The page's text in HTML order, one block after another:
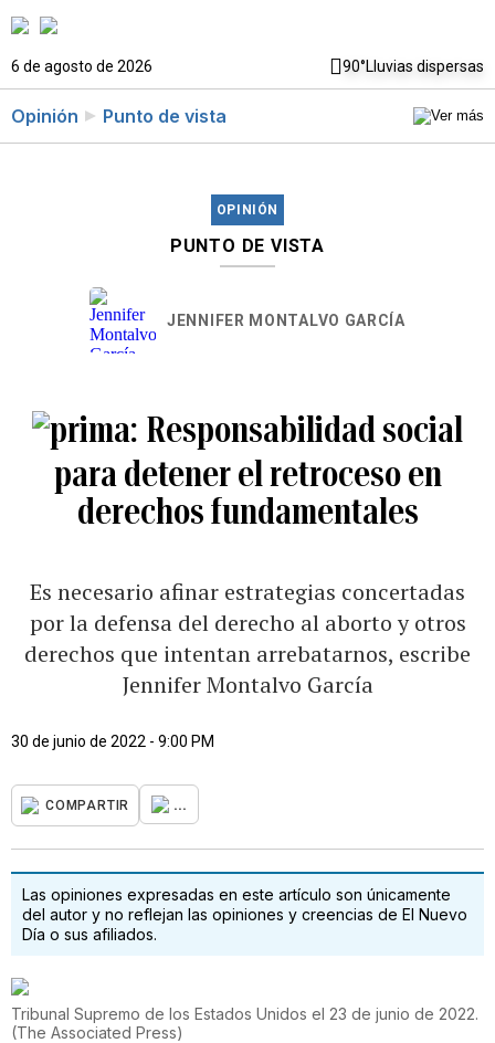
6 de agosto de 2026 90°Lluvias dispersas
Opinión Punto de vista
OPINIÓN
PUNTO DE VISTA
JENNIFER MONTALVO GARCÍA
Responsabilidad social
para detener el retroceso en
derechos fundamentales
Es necesario afinar estrategias concertadas
por la defensa del derecho al aborto y otros
derechos que intentan arrebatarnos, escribe
Jennifer Montalvo García
30 de junio de 2022 - 9:00 PM
COMPARTIR ...
Las opiniones expresadas en este artículo son únicamente
del autor y no reflejan las opiniones y creencias de El Nuevo
Día o sus afiliados.
Tribunal Supremo de los Estados Unidos el 23 de junio de 2022.
(The Associated Press)